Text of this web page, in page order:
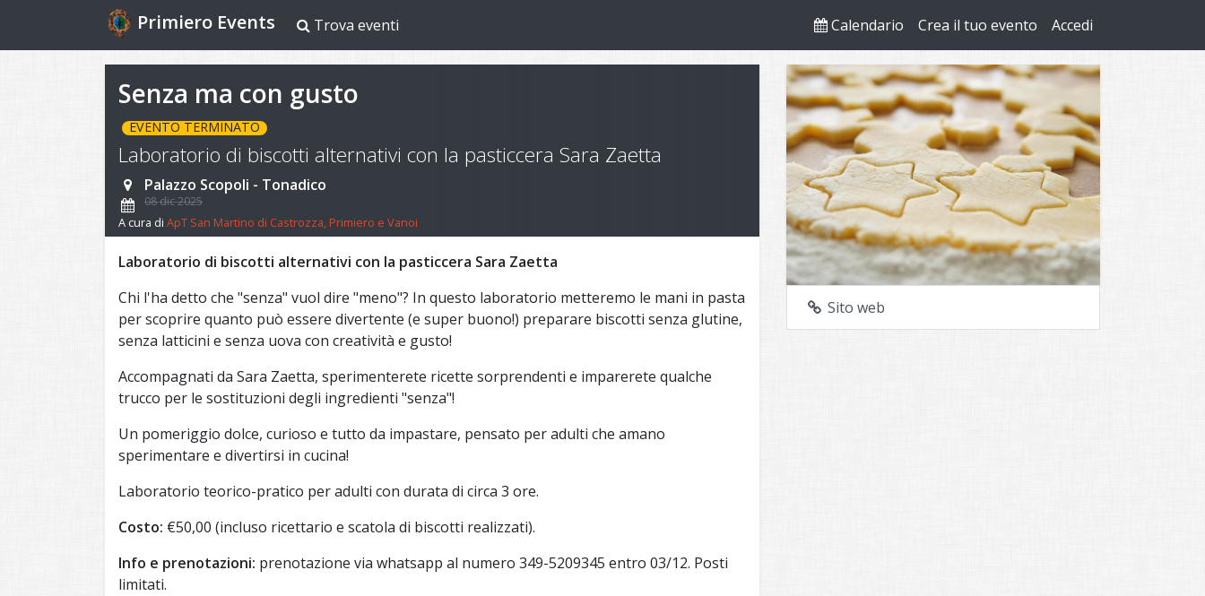
Primiero Events Trova eventi Calendario Crea il tuo evento Accedi
Senza ma con gusto
EVENTO TERMINATO
Laboratorio di biscotti alternativi con la pasticcera Sara Zaetta
Palazzo Scopoli - Tonadico
08 dic 2025
A cura di ApT San Martino di Castrozza, Primiero e Vanoi
Laboratorio di biscotti alternativi con la pasticcera Sara Zaetta
Chi l'ha detto che "senza" vuol dire "meno"? In questo laboratorio metteremo le mani in pasta
per scoprire quanto può essere divertente (e super buono!) preparare biscotti senza glutine,
senza latticini e senza uova con creatività e gusto!
Accompagnati da Sara Zaetta, sperimenterete ricette sorprendenti e imparerete qualche
trucco per le sostituzioni degli ingredienti "senza"!
Un pomeriggio dolce, curioso e tutto da impastare, pensato per adulti che amano
sperimentare e divertirsi in cucina!
Laboratorio teorico-pratico per adulti con durata di circa 3 ore.
Costo: €50,00 (incluso ricettario e scatola di biscotti realizzati).
Info e prenotazioni: prenotazione via whatsapp al numero 349-5209345 entro 03/12. Posti
limitati.
Sito web